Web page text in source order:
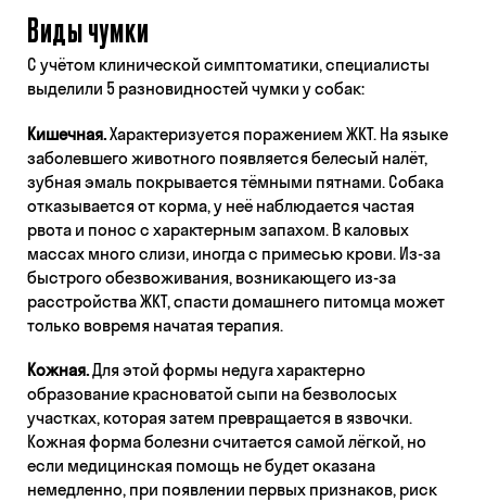
Виды чумки
С учётом клинической симптоматики, специалисты
выделили 5 разновидностей чумки у собак:
Кишечная.Характеризуется поражением ЖКТ. На языке
заболевшего животного появляется белесый налёт,
зубная эмаль покрывается тёмными пятнами. Собака
отказывается от корма, у неё наблюдается частая
рвота и понос с характерным запахом. В каловых
массах много слизи, иногда с примесью крови. Из-за
быстрого обезвоживания, возникающего из-за
расстройства ЖКТ, спасти домашнего питомца может
только вовремя начатая терапия.
Кожная.Для этой формы недуга характерно
образование красноватой сыпи на безволосых
участках, которая затем превращается в язвочки.
Кожная форма болезни считается самой лёгкой, но
если медицинская помощь не будет оказана
немедленно, при появлении первых признаков, риск